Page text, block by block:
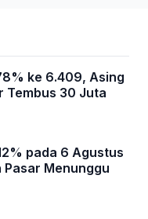
ke 6.409, Asing
Tembus 30 Juta
pada 6 Agustus
Menunggu